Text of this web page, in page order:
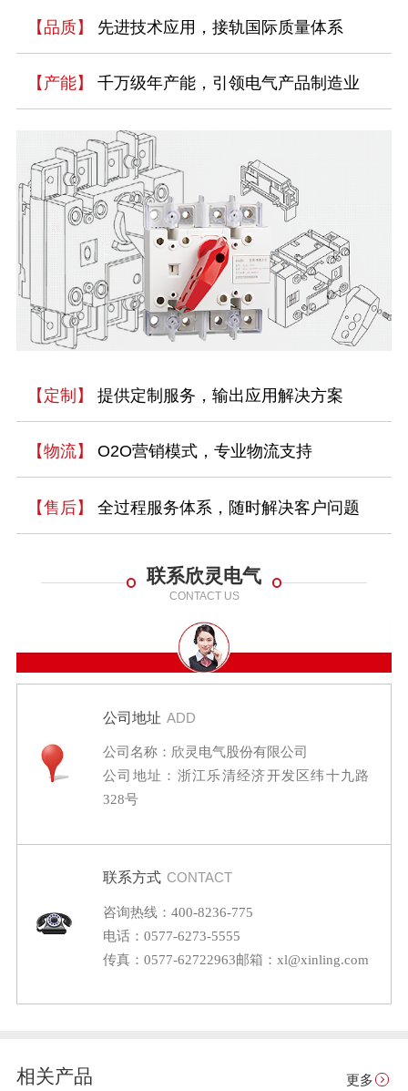
【品质】 先进技术应用，接轨国际质量体系
【产能】 千万级年产能，引领电气产品制造业
【定制】 提供定制服务，输出应用解决方案
【物流】 O2O营销模式，专业物流支持
【售后】 全过程服务体系，随时解决客户问题
联系欣灵电气
CONTACT US
公司地址 ADD
公司名称：欣灵电气股份有限公司
公司地址：浙江乐清经济开发区纬十九路
328号
联系方式 CONTACT
咨询热线：400-8236-775
电话：0577-6273-5555
传真：0577-62722963邮箱：xl@xinling.com
相关产品 更多